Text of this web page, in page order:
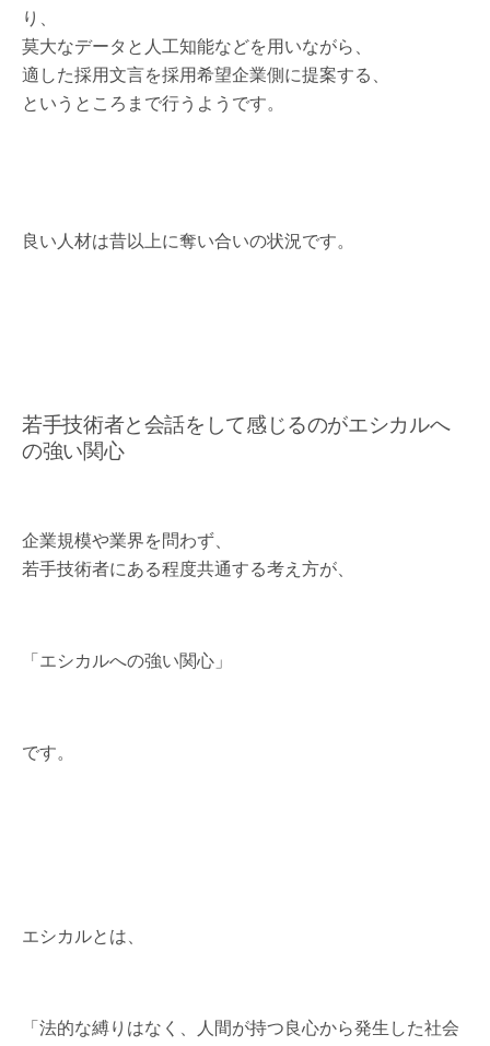
り、
莫大なデータと人工知能などを用いながら、
適した採用文言を採用希望企業側に提案する、
というところまで行うようです。
良い人材は昔以上に奪い合いの状況です。
若手技術者と会話をして感じるのがエシカルへ
の強い関心
企業規模や業界を問わず、
若手技術者にある程度共通する考え方が、
「エシカルへの強い関心」
です。
エシカルとは、
「法的な縛りはなく、人間が持つ良心から発生した社会